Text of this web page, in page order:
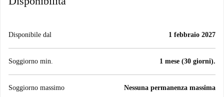
Disponibile dal 1 febbraio 2027
Soggiorno min. 1 mese (30 giorni).
Soggiorno massimo Nessuna permanenza massima